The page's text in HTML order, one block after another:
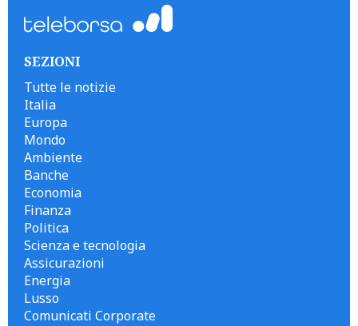
SEZIONI
Tutte le notizie
Italia
Europa
Mondo
Ambiente
Banche
Economia
Finanza
Politica
Scienza e tecnologia
Assicurazioni
Energia
Lusso
Comunicati Corporate